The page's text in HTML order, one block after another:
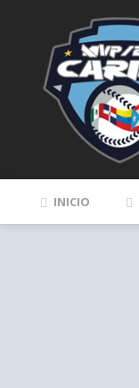
INICIO